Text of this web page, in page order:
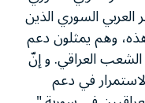
السوري الذين
هذه، وهم يمثلون دعم
العراقي. و إنّ
في دعم